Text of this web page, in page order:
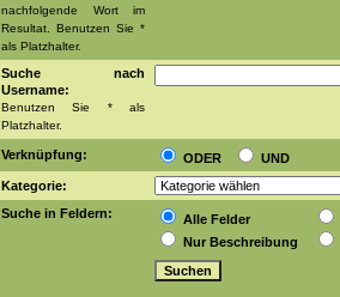
nachfolgende Wort im
Resultat. Benutzen Sie *
als Platzhalter.
Suche nach
Username:
Benutzen Sie * als
Platzhalter.
Verknüpfung: ODER
UND
Kategorie:
Suche in Feldern:
Alle Felder
Nur Beschreibung